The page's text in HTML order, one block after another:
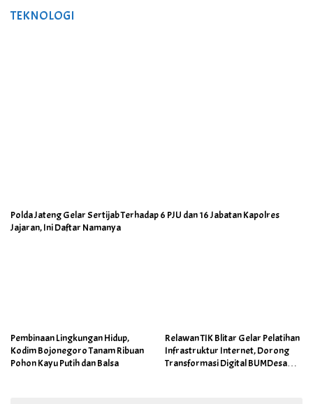
TEKNOLOGI
Polda Jateng Gelar Sertijab Terhadap 6 PJU dan 16 Jabatan Kapolres
Jajaran, Ini Daftar Namanya
Pembinaan Lingkungan Hidup,
Kodim Bojonegoro Tanam Ribuan
Pohon Kayu Putih dan Balsa
Relawan TIK Blitar Gelar Pelatihan
Infrastruktur Internet, Dorong
Transformasi Digital BUMDesa